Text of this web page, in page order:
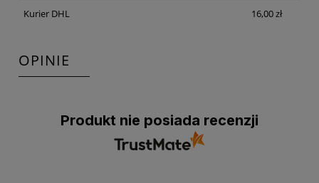
Kurier DHL 16,00 zł
OPINIE
Produkt nie posiada recenzji